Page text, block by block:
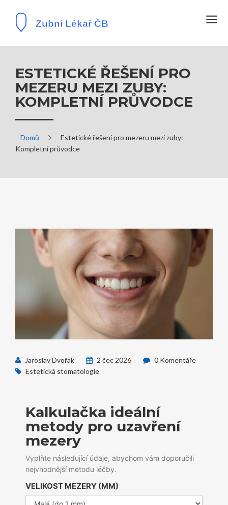
ESTETICKÉ ŘEŠENÍ PRO
MEZERU MEZI ZUBY:
KOMPLETNÍ PRŮVODCE
Domů
Estetické řešení pro mezeru mezi zuby:
Kompletní průvodce
Jaroslav Dvořák 2 čec 2026
0 Komentáře
Estetická stomatologie
Kalkulačka ideální
metody pro uzavření
mezery
Vyplňte následující údaje, abychom vám doporučili
nejvhodnější metodu léčby.
VELIKOST MEZERY (MM)